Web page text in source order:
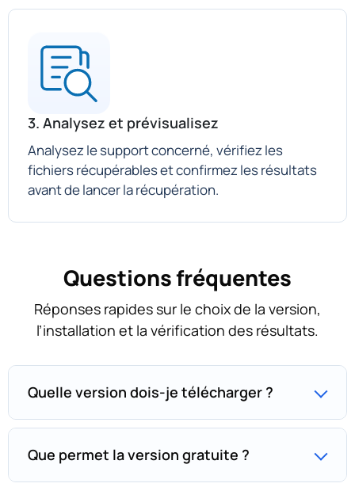
3. Analysez et prévisualisez
Analysez le support concerné, vérifiez les
fichiers récupérables et confirmez les résultats
avant de lancer la récupération.
Questions fréquentes
Réponses rapides sur le choix de la version,
l’installation et la vérification des résultats.
Quelle version dois-je télécharger ?
Que permet la version gratuite ?